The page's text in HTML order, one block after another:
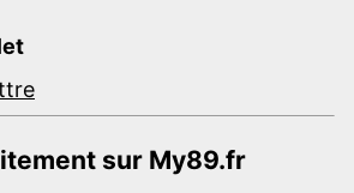
sur My89.fr